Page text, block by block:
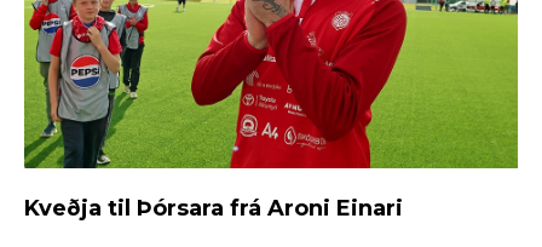
Kveðja til Þórsara frá Aroni Einari